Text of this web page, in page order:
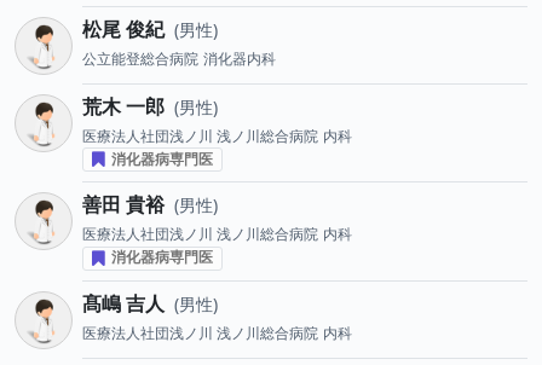
松尾 俊紀 男性
公立能登総合病院 消化器内科
荒木 一郎 男性
医療法人社団浅ノ川 浅ノ川総合病院 内科
消化器病専門医
善田 貴裕 男性
医療法人社団浅ノ川 浅ノ川総合病院 内科
消化器病専門医
髙嶋 吉人 男性
医療法人社団浅ノ川 浅ノ川総合病院 内科